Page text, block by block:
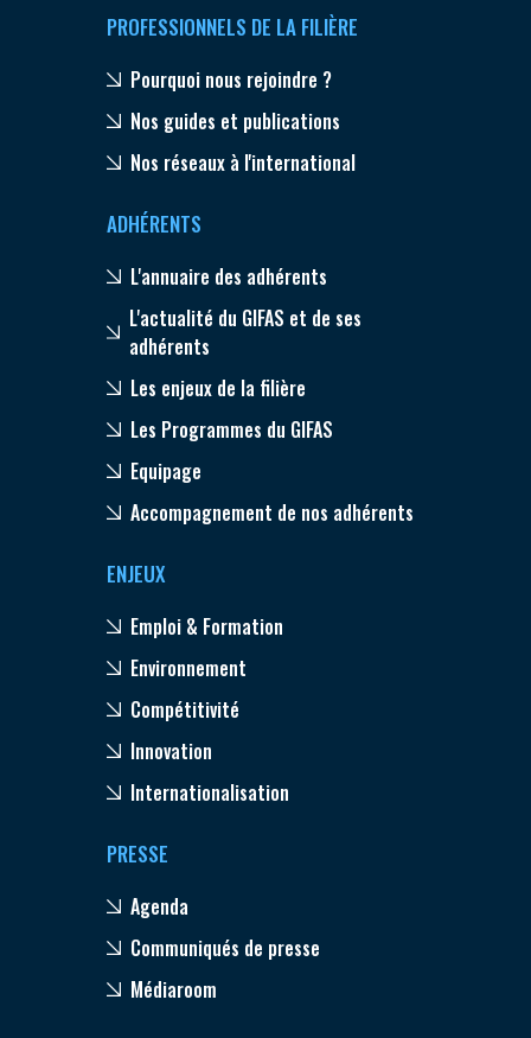
PROFESSIONNELS DE LA FILIÈRE
Pourquoi nous rejoindre ?
Nos guides et publications
Nos réseaux à l'international
ADHÉRENTS
L'annuaire des adhérents
L'actualité du GIFAS et de ses
adhérents
Les enjeux de la filière
Les Programmes du GIFAS
Equipage
Accompagnement de nos adhérents
ENJEUX
Emploi & Formation
Environnement
Compétitivité
Innovation
Internationalisation
PRESSE
Agenda
Communiqués de presse
Médiaroom